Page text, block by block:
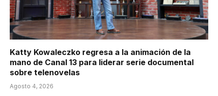
Katty Kowaleczko regresa a la animación de la
mano de Canal 13 para liderar serie documental
sobre telenovelas
Agosto 4, 2026